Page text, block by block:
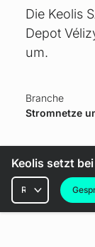
Die Keolis
Depot
um.
Branche
Stromnetze
Keolis setzt
Rubriken